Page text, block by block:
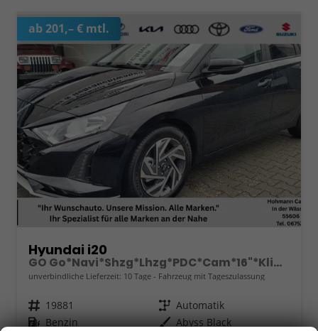
ab 201,– € mtl.
Hyundai i20
GO Go*Navi*Shzg*Lhzg*PDC*Cam*16"*Klima*VCockpit
unverbindliche Lieferzeit: 10 Tage Fahrzeug mit Tageszulassung
Fahrzeugnr. 19881 Getriebe Automatik
Kraftstoff Benzin Außenfarbe Abyss Black